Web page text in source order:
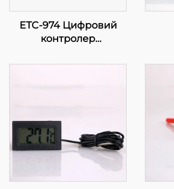
ETC-974 Цифровий
контролер
продуктивність, точне
застосунків